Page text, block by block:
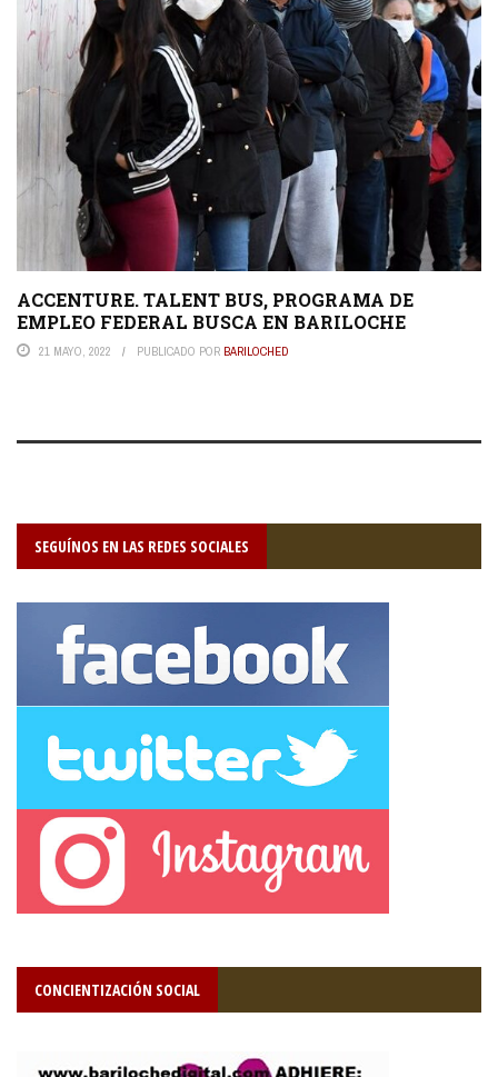
ACCENTURE. TALENT BUS, PROGRAMA DE
EMPLEO FEDERAL BUSCA EN BARILOCHE
21 MAYO, 2022 PUBLICADO POR BARILOCHED
SEGUÍNOS EN LAS REDES SOCIALES
CONCIENTIZACIÓN SOCIAL